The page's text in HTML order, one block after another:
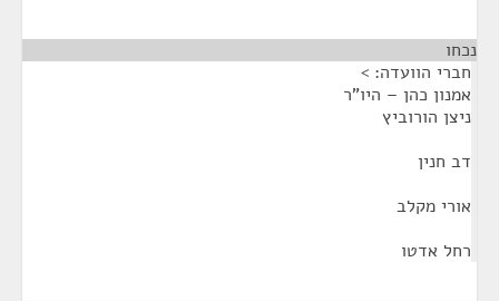
נכחו
חברי הוועדה: >
אמנון כהן – היו"ר
ניצן הורוביץ
דב חנין
אורי מקלב
רחל אדטו